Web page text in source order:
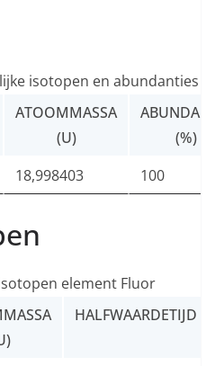
isotopen en abundanties
ATOOMMASSA
(U)
(%)
18,998403 100
element Fluor
HALFWAARDETIJD